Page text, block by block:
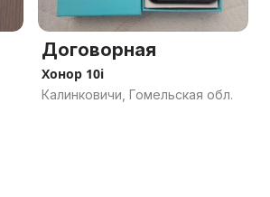
Договорная
Хонор 10i
Калинковичи, Гомельская обл.